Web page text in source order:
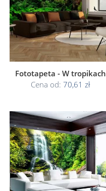
Fototapeta - W tropikach
Cena od: 70,61 zł